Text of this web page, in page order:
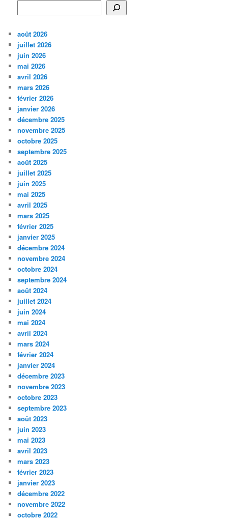
août 2026
juillet 2026
juin 2026
mai 2026
avril 2026
mars 2026
février 2026
janvier 2026
décembre 2025
novembre 2025
octobre 2025
septembre 2025
août 2025
juillet 2025
juin 2025
mai 2025
avril 2025
mars 2025
février 2025
janvier 2025
décembre 2024
novembre 2024
octobre 2024
septembre 2024
août 2024
juillet 2024
juin 2024
mai 2024
avril 2024
mars 2024
février 2024
janvier 2024
décembre 2023
novembre 2023
octobre 2023
septembre 2023
août 2023
juin 2023
mai 2023
avril 2023
mars 2023
février 2023
janvier 2023
décembre 2022
novembre 2022
octobre 2022